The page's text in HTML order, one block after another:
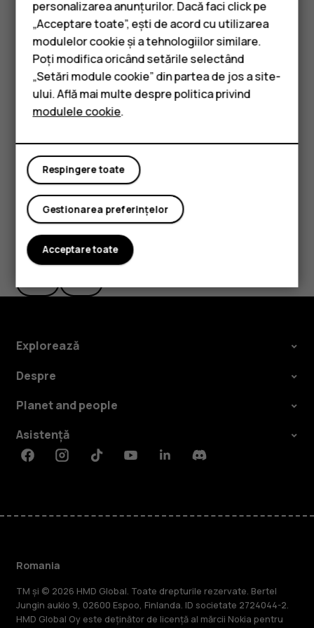
Smartphone-uri
Telefoane clasice
Accesorii
Tablete
Atingețisearch.
Filtrarea listei de contacte
AtingețiContacte> menu>settings Setări, atingeți Sortare după
sauFormat nume în lista de Contacte.
AtingețiContacte>menu>settingsSetări>Importați/exportați.
Considerați utile aceste informații?
Explorează
Despre
Planet and people
Asistență
FacebookInstagramTiktokYoutubeLinkedinDiscord
Romania
TM și © 2026 HMD Global. Toate drepturile rezervate. Bertel
Jungin aukio 9, 02600 Espoo, Finlanda. ID societate 2724044-2.
HMD Global Oy este deținător de licență al mărcii Nokia pentru
personalizarea anunțurilor. Dacă faci click pe
„Acceptare toate”, ești de acord cu utilizarea
modulelor cookie și a tehnologiilor similare.
Poți modifica oricând setările selectând
„Setări module cookie” din partea de jos a site-
ului. Află mai multe despre politica privind
modulele cookie.
Respingere toate
Gestionarea preferințelor
Acceptare toate